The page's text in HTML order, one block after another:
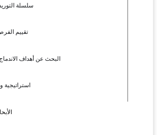
سلسلة
تقييم
البحث عن أهداف الاندماج